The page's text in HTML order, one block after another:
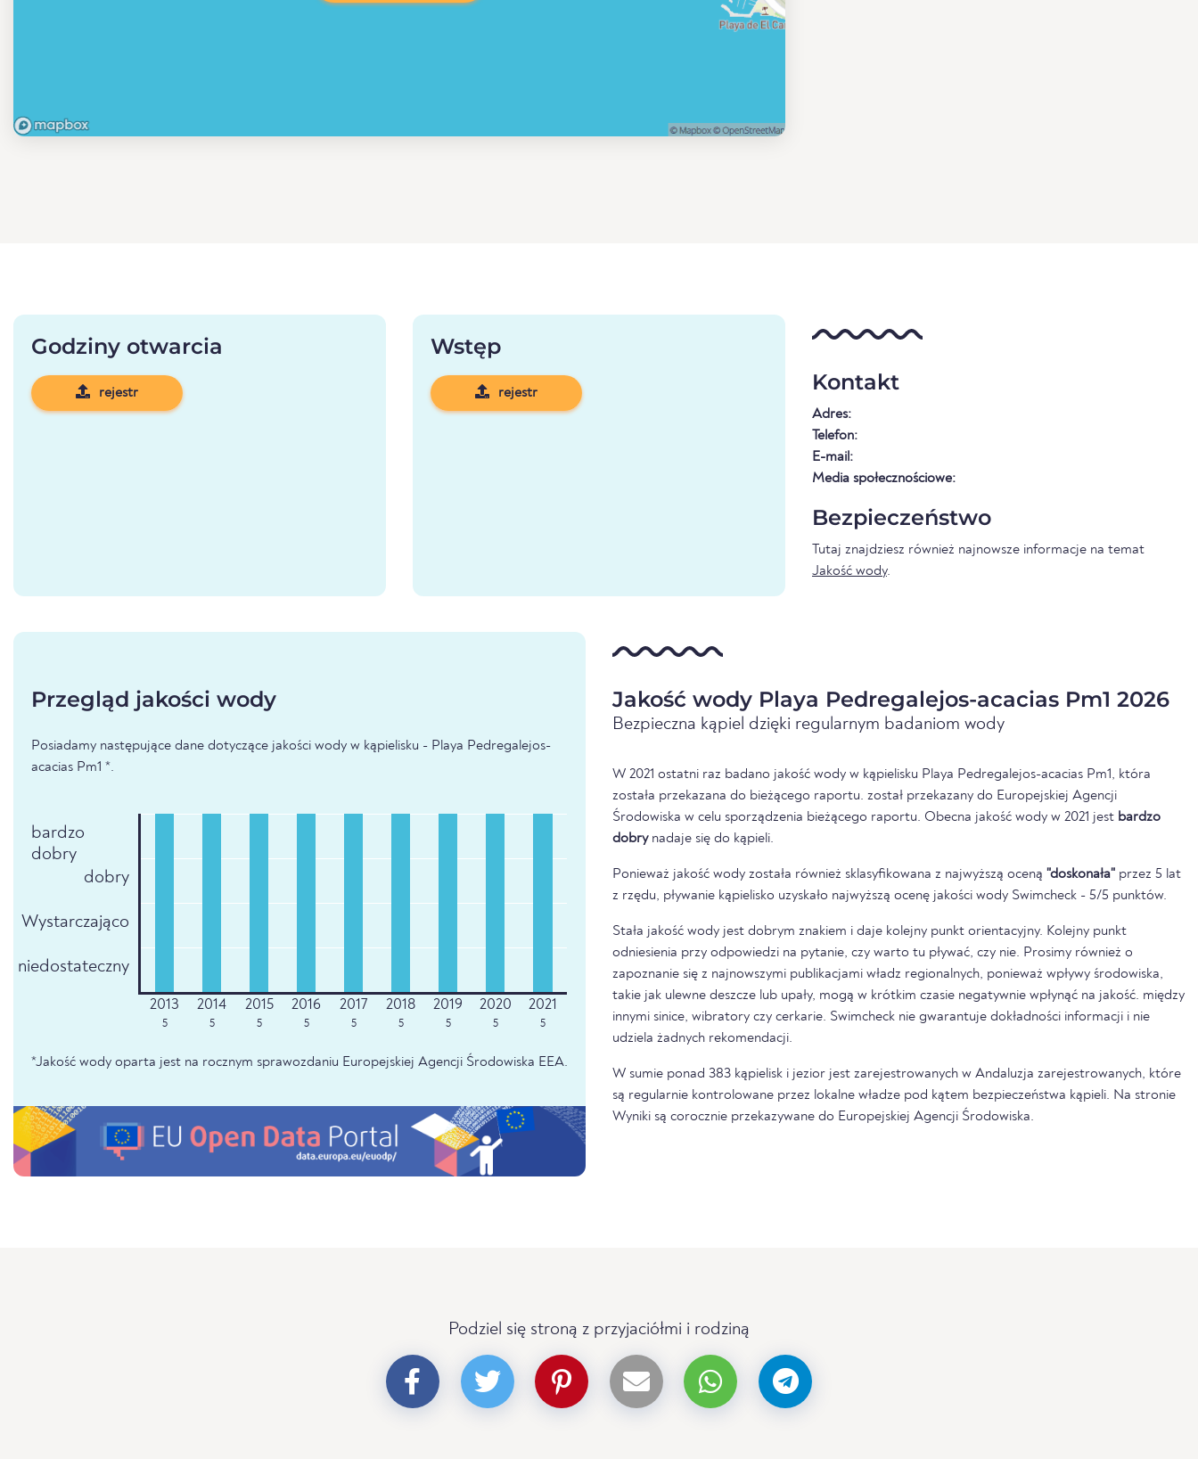
Godziny otwarcia
rejestr
Wstęp
rejestr Kontakt
Adres:
Telefon:
E-mail:
Media społecznościowe:
Bezpieczeństwo
Tutaj znajdziesz również najnowsze informacje na temat
Jakość wody.
Przegląd jakości wody
Posiadamy następujące dane dotyczące jakości wody w kąpielisku - Playa Pedregalejos-
acacias Pm1 *.
bardzo
dobry
dobry
Wystarczająco
niedostateczny
5 5 5 5 5 5 5 5 5
*Jakość wody oparta jest na rocznym sprawozdaniu Europejskiej Agencji Środowiska EEA.
Jakość wody Playa Pedregalejos-acacias Pm1 2026
Bezpieczna kąpiel dzięki regularnym badaniom wody
W 2021 ostatni raz badano jakość wody w kąpielisku Playa Pedregalejos-acacias Pm1, która
została przekazana do bieżącego raportu. został przekazany do Europejskiej Agencji
Środowiska w celu sporządzenia bieżącego raportu. Obecna jakość wody w 2021 jest bardzo
dobrynadaje się do kąpieli.
Ponieważ jakość wody została również sklasyfikowana z najwyższą oceną "doskonała" przez 5 lat
z rzędu, pływanie kąpielisko uzyskało najwyższą ocenę jakości wody Swimcheck - 5/5 punktów.
Stała jakość wody jest dobrym znakiem i daje kolejny punkt orientacyjny. Kolejny punkt
odniesienia przy odpowiedzi na pytanie, czy warto tu pływać, czy nie. Prosimy również o
zapoznanie się z najnowszymi publikacjami władz regionalnych, ponieważ wpływy środowiska,
takie jak ulewne deszcze lub upały, mogą w krótkim czasie negatywnie wpłynąć na jakość. między
innymi sinice, wibratory czy cerkarie. Swimcheck nie gwarantuje dokładności informacji i nie
udziela żadnych rekomendacji.
W sumie ponad 383 kąpielisk i jezior jest zarejestrowanych w Andaluzja zarejestrowanych, które
są regularnie kontrolowane przez lokalne władze pod kątem bezpieczeństwa kąpieli. Na stronie
Wyniki są corocznie przekazywane do Europejskiej Agencji Środowiska.
Podziel się stroną z przyjaciółmi i rodziną